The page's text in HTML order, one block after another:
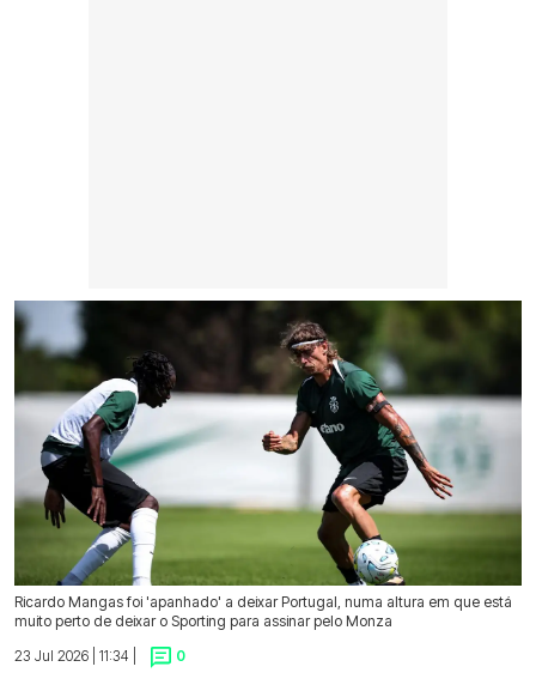
Ricardo Mangas foi 'apanhado' a deixar Portugal, numa altura em que está
muito perto de deixar o Sporting para assinar pelo Monza
23 Jul 2026 | 11:34 |
0